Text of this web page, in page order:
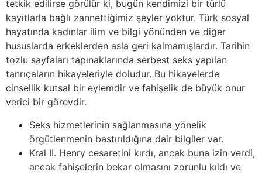
tetkik edilirse görülür ki, bugün kendimizi bir türlü
kayıtlarla bağlı zannettiğimiz şeyler yoktur. Türk sosyal
hayatında kadınlar ilim ve bilgi yönünden ve diğer
hususlarda erkeklerden asla geri kalmamışlardır. Tarihin
tozlu sayfaları tapınaklarında serbest seks yapılan
tanrıçaların hikayeleriyle doludur. Bu hikayelerde
cinsellik kutsal bir eylemdir ve fahişelik de büyük onur
verici bir görevdir.
Seks hizmetlerinin sağlanmasına yönelik
örgütlenmenin bastırıldığına dair bilgiler var.
Kral II. Henry cesaretini kırdı, ancak buna izin verdi,
ancak fahişelerin bekar olmasını zorunlu kıldı ve